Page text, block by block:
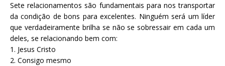
Sete relacionamentos são fundamentais para nos transportar
da condição de bons para excelentes. Ninguém será um líder
que verdadeiramente brilha se não se sobressair em cada um
deles, se relacionando bem com:
1. Jesus Cristo
2. Consigo mesmo